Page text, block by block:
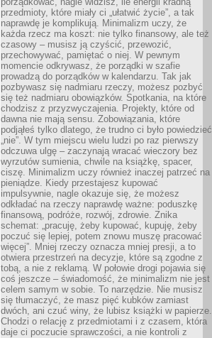
przedmioty, które miały ci „ułatwić życie”, a tak
naprawdę je komplikują. Minimalizm uczy, że
każda rzecz ma koszt: nie tylko finansowy, ale też
czasowy – musisz ją czyścić, przewozić,
przechowywać, pamiętać o niej. W pewnym
momencie odkrywasz, że porządki w szafie
prowadzą do porządków w kalendarzu. Tak jak
pozbywasz się nadmiaru rzeczy, możesz pozbyć
się też nadmiaru obowiązków. Spotkania, na które
chodzisz z przyzwyczajenia. Projekty, które od
dawna nie mają sensu. Zobowiązania, które
podjąłeś tylko dlatego, że trudno ci było powiedzieć
„nie”. W tym miejscu wielu ludzi po raz pierwszy
odczuwa ulgę – zaczynają wracać wieczory bez
wyrzutów sumienia, chwile na książkę, spacer,
ciszę. Minimalizm uczy również inaczej patrzeć na
pieniądze. Kiedy przestajesz kupować
impulsywnie, nagle okazuje się, że możesz
odkładać na rzeczy naprawdę ważne: poduszkę
finansową, podróże, rozwój, zdrowie. Znika
schemat: „pracuję, żeby kupować, kupuję, żeby
poczuć się lepiej, potem znowu muszę pracować
więcej”. Mniej rzeczy oznacza mniej presji, a to
otwiera przestrzeń na decyzje, które są zgodne z
tobą, a nie z reklamą. W połowie drogi pojawia się
coś jeszcze – świadomość, że minimalizm nie jest
celem samym w sobie. To narzędzie. Nie musisz
się tłumaczyć, że masz pięć kubków zamiast
dwóch, ani czuć winy, że lubisz książki w papierze.
Chodzi o relację z przedmiotami i z czasem, która
daje ci poczucie sprawczości, a nie kontroli z